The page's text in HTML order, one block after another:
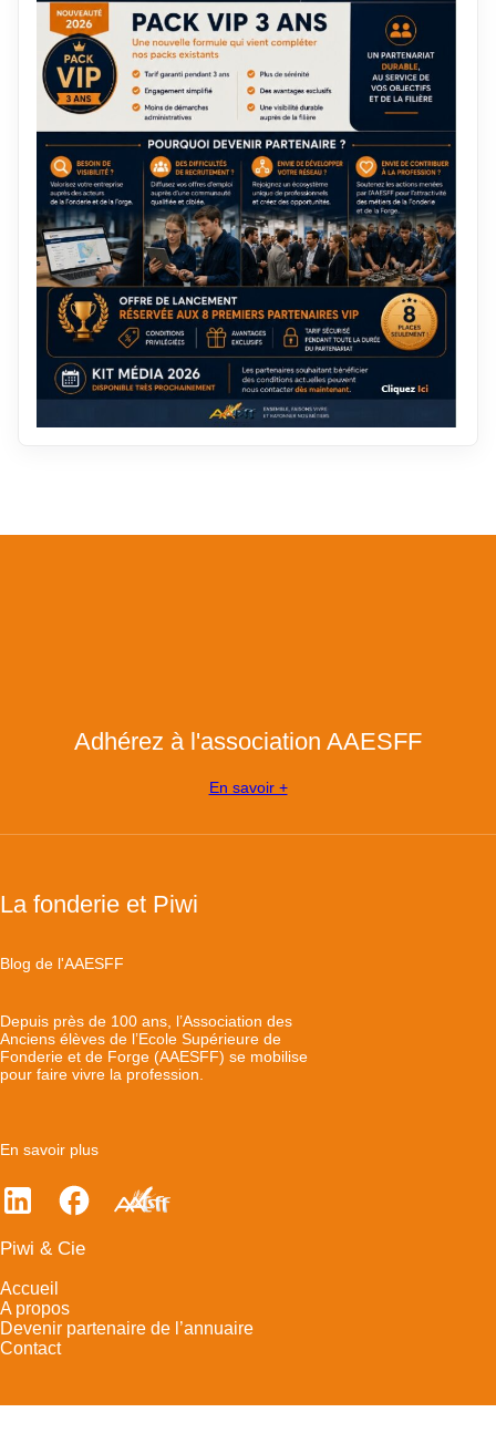
Adhérez à l'association AAESFF
En savoir +
La fonderie et Piwi
Blog de l'AAESFF
Depuis près de 100 ans, l’Association des
Anciens élèves de l’Ecole Supérieure de
Fonderie et de Forge (AAESFF) se mobilise
pour faire vivre la profession.
En savoir plus
Piwi & Cie
Accueil
A propos
Devenir partenaire de l’annuaire
Contact